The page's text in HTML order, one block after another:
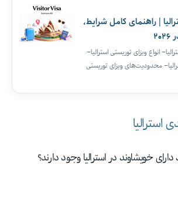
| راهنمای کامل شرایط،
انواع ویزای توریستی استرالیا–
محدودیت‌های ویزای توریستی
استرالیا
دارای خویشاوند در استرالیا وجود دارند؟